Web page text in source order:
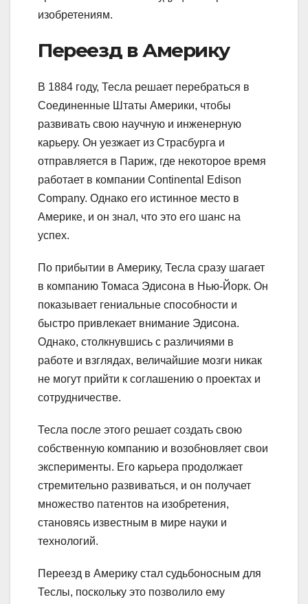
изобретениям.
Переезд в Америку
В 1884 году, Тесла решает перебраться в
Соединенные Штаты Америки, чтобы
развивать свою научную и инженерную
карьеру. Он уезжает из Страсбурга и
отправляется в Париж, где некоторое время
работает в компании Continental Edison
Company. Однако его истинное место в
Америке, и он знал, что это его шанс на
успех.
По прибытии в Америку, Тесла сразу шагает
в компанию Томаса Эдисона в Нью-Йорк. Он
показывает гениальные способности и
быстро привлекает внимание Эдисона.
Однако, столкнувшись с различиями в
работе и взглядах, величайшие мозги никак
не могут прийти к соглашению о проектах и
сотрудничестве.
Тесла после этого решает создать свою
собственную компанию и возобновляет свои
эксперименты. Его карьера продолжает
стремительно развиваться, и он получает
множество патентов на изобретения,
становясь известным в мире науки и
технологий.
Переезд в Америку стал судьбоносным для
Теслы, поскольку это позволило ему